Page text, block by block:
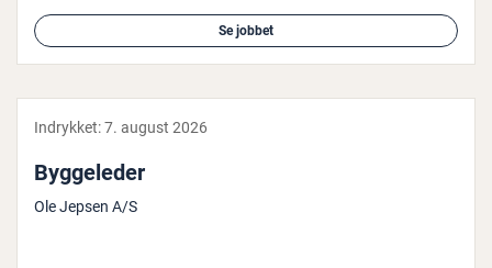
Se jobbet
Indrykket:7. august 2026
Byg­ge­le­der
Ole Jepsen A/S